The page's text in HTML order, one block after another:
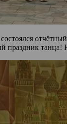
танца!